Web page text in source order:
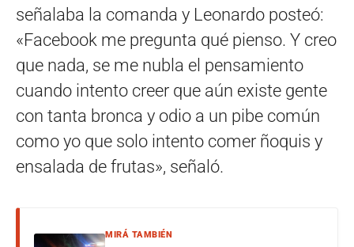
señalaba la comanda y Leonardo posteó:
«Facebook me pregunta qué pienso. Y creo
que nada, se me nubla el pensamiento
cuando intento creer que aún existe gente
con tanta bronca y odio a un pibe común
como yo que solo intento comer ñoquis y
ensalada de frutas», señaló.
MIRÁ TAMBIÉN